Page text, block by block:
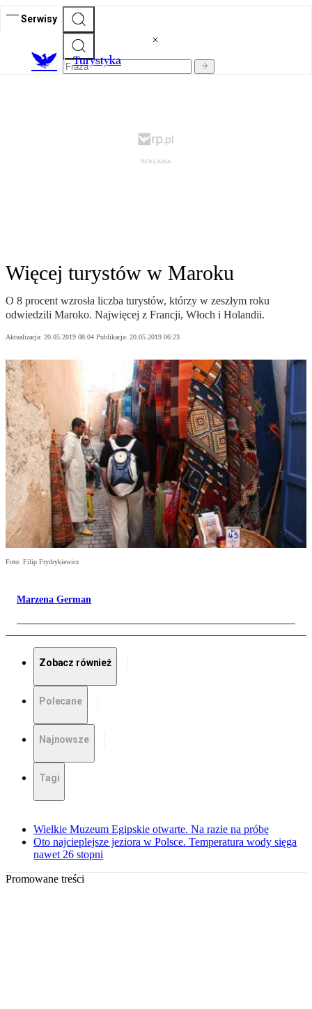
Serwisy
Turystyka
Więcej turystów w Maroku
O 8 procent wzrosła liczba turystów, którzy w zeszłym roku
odwiedzili Maroko. Najwięcej z Francji, Włoch i Holandii.
Aktualizacja: 20.05.2019 08:04 Publikacja: 20.05.2019 06:23
Foto: Filip Frydrykiewicz
Marzena German
Zobacz również
Polecane
Najnowsze
Tagi
Wielkie Muzeum Egipskie otwarte. Na razie na próbę
Oto najcieplejsze jeziora w Polsce. Temperatura wody sięga
nawet 26 stopni
Promowane treści